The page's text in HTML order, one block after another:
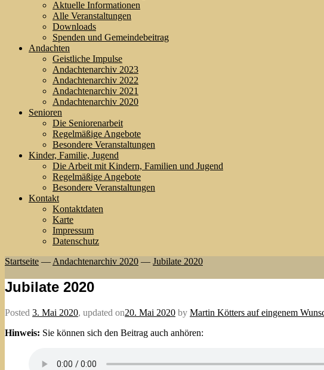
Aktuelle Informationen
Alle Veranstaltungen
Downloads
Spenden und Gemeindebeitrag
Andachten
Geistliche Impulse
Andachtenarchiv 2023
Andachtenarchiv 2022
Andachtenarchiv 2021
Andachtenarchiv 2020
Senioren
Die Seniorenarbeit
Regelmäßige Angebote
Besondere Veranstaltungen
Kinder, Familie, Jugend
Die Arbeit mit Kindern, Familien und Jugend
Regelmäßige Angebote
Besondere Veranstaltungen
Kontakt
Kontaktdaten
Karte
Impressum
Datenschutz
Startseite — Andachtenarchiv 2020 — Jubilate 2020
Jubilate 2020
Posted 3. Mai 2020, updated on20. Mai 2020 by Martin Kötters auf eingenem
Hinweis: Sie können sich den Beitrag auch anhören: